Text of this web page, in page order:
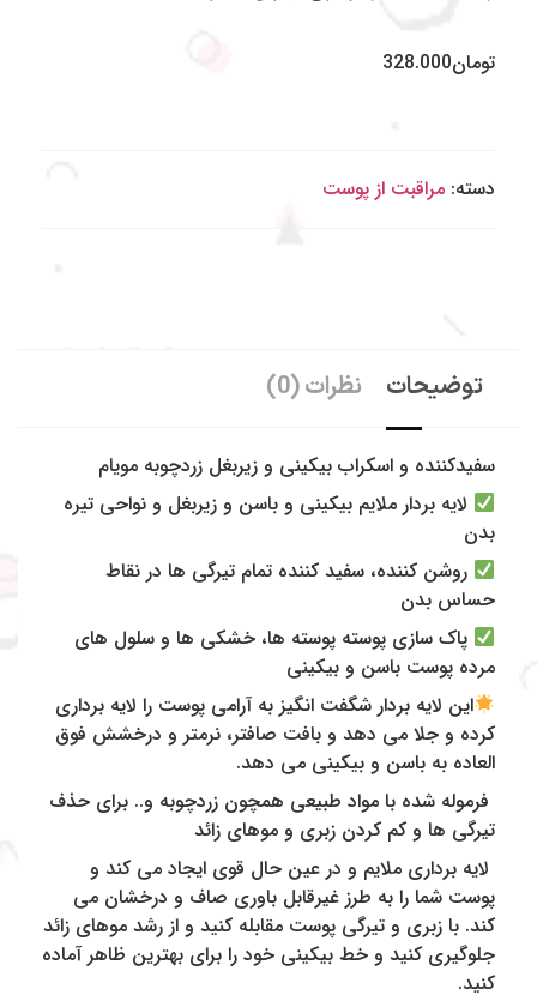
تومان328.000
دسته: مراقبت از پوست
توضیحات نظرات (0)
سفیدکننده و اسکراب بیکینی و زیربغل زردچوبه مویام
لایه بردار ملایم بیکینی و باسن و زیربغل و نواحی تیره
بدن
روشن کننده، سفید کننده تمام تیرگی ها در نقاط
حساس بدن
پاک سازی پوسته پوسته ها، خشکی ها و سلول های
مرده پوست باسن و بیکینی
این لایه بردار شگفت انگیز به آرامی پوست را لایه برداری
کرده و جلا می دهد و بافت صافتر، نرمتر و درخشش فوق
العاده به باسن و بیکینی می دهد.
فرموله شده با مواد طبیعی همچون زردچوبه و.. برای حذف
تیرگی ها و کم کردن زبری و موهای زائد
لایه برداری ملایم و در عین حال قوی ایجاد می کند و
پوست شما را به طرز غیرقابل باوری صاف و درخشان می
کند. با زبری و تیرگی پوست مقابله کنید و از رشد موهای زائد
جلوگیری کنید و خط بیکینی خود را برای بهترین ظاهر آماده
کنید.
به شاینی گالری خوش آمدید
سفارشات طبق روال گذشته و در سریع ترین زمان ممکن به دست
شما عزیزان خواهد رسید.
همچین برای خرید حضوری از شاینی گالری میتوانید به فروشگاه ما
به آدرس: تهران، جنت آباد مرکزی ، 20 متری گلستان غربی پاساژ
آی مال ، پلاک 18 مراجعه نمایید.